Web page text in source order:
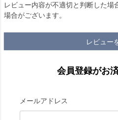
レビュー内容が不適切と判断した場
場合がございます。
レビュー
会員登録がお
メールアドレス